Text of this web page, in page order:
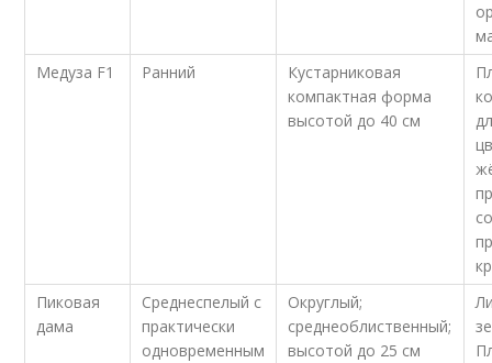
Медуза F1
Ранний
Кустарниковая
компактная форма
высотой до 40 см
Пиковая
дама
Среднеспелый с
практически
одновременным
Округлый;
среднеоблиственный;
высотой до 25 см